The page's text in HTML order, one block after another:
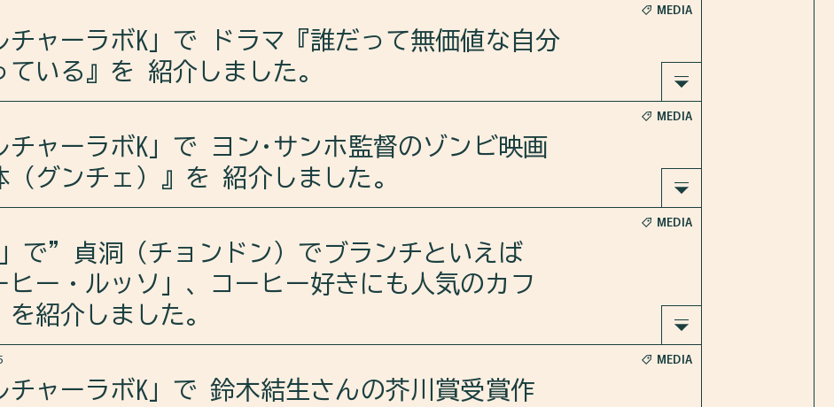
5iGTs5IKaVbSMeoKxaM6ZK?si=5T_nl0CKQ963FfjzAxS5tw&ut
）駅近くの名店といえば、鶏肉と野菜の甘辛鍋「豊年（プンニョ
紹介しました。
eBmqrF0uAS0=/
MEDIA
チャーラボK」で ドラマ『誰だって無価値な自分
ている』を 紹介しました。
ボKは、ドラマ『誰だって無価値な自分と闘っている』 を紹介し
る背景にも迫りました。
089TpChWAfPcUUsXSh2jGW?si=J5wzp8kSR1KTIDbcZvwb5Q
MEDIA
チャーラボK」で ヨン·サンホ監督のゾンビ映画
（グンチェ）』を 紹介しました。
ラボKは、カンヌ映画祭で注目を集めた、ヨン·サンホ監督の映画『
しました。
語り合いました。
66JIZNH1OpcxbWbSWqyA90?si=befUMFbaQAW3sKj9ZtxIOw
MEDIA
」で”貞洞（チョンドン）でブランチといえば
ヒー・ルッソ」、コーヒー好きにも人気のカフ
紹介しました。
ン）でブランチといえば「コーヒー・ルッソ」、コーヒー好きに
ました。
MEDIA
チャーラボK」で 鈴木結生さんの芥川賞受賞作